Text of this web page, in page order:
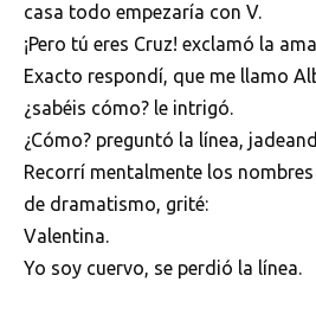
casa todo empezaría con V.
¡Pero tú eres Cruz! exclamó la
Exacto respondí, que me llamo
¿sabéis cómo? le intrigó.
¿Cómo? preguntó la línea,
Recorrí mentalmente los
de dramatismo, grité:
Valentina.
Yo soy cuervo, se perdió la línea.